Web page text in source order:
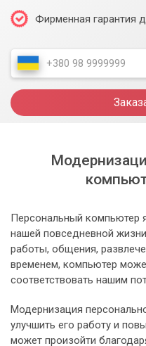
Фирменная гарантия
Персональный компьютер
нашей повседневной
работы, общения,
временем, компьютер
соответствовать нашим
Модернизация
улучшить его работу и
может произойти